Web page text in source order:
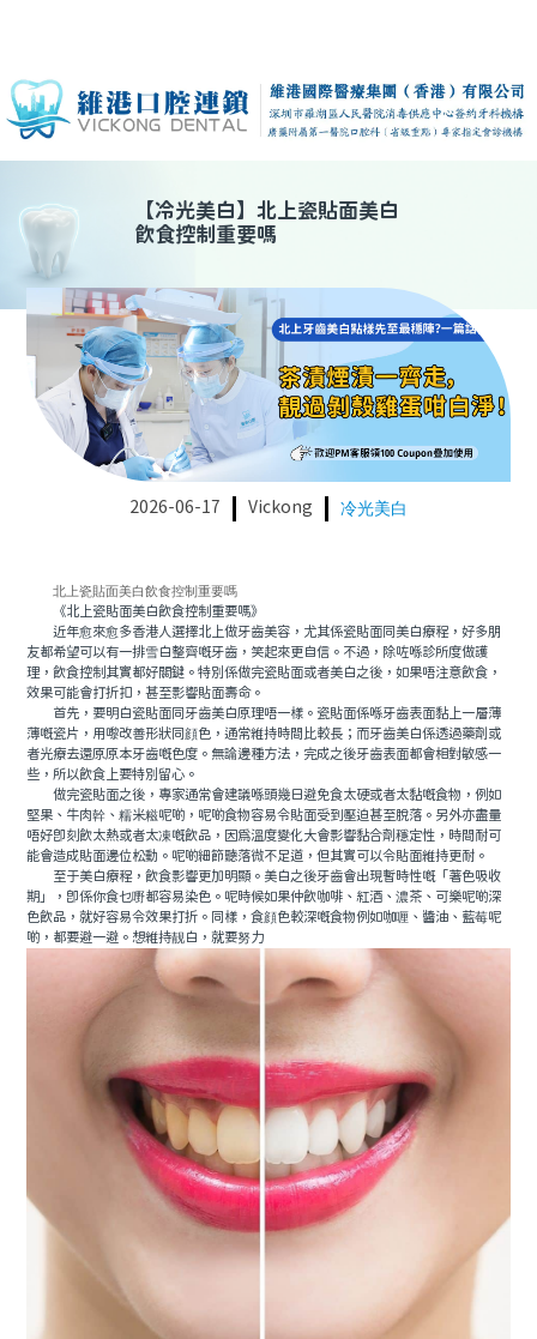
【冷光美白】 北上瓷貼面美白
飲食控制重要嗎
2026-06-17 Vickong 冷光美白
北上瓷貼面美白飲食控制重要嗎
《北上瓷貼面美白飲食控制重要嗎》
近年愈來愈多香港人選擇北上做牙齒美容，尤其係瓷貼面同美白療程，好多朋
友都希望可以有一排雪白整齊嘅牙齒，笑起來更自信。不過，除咗喺診所度做護
理，飲食控制其實都好關鍵。特別係做完瓷貼面或者美白之後，如果唔注意飲食，
效果可能會打折扣，甚至影響貼面壽命。
首先，要明白瓷貼面同牙齒美白原理唔一樣。瓷貼面係喺牙齒表面黏上一層薄
薄嘅瓷片，用嚟改善形狀同顔色，通常維持時間比較長；而牙齒美白係透過藥劑或
者光療去還原原本牙齒嘅色度。無論邊種方法，完成之後牙齒表面都會相對敏感一
些，所以飲食上要特別留心。
做完瓷貼面之後，專家通常會建議喺頭幾日避免食太硬或者太黏嘅食物，例如
堅果、牛肉幹、糯米糍呢啲，呢啲食物容易令貼面受到壓迫甚至脫落。另外亦盡量
唔好即刻飲太熱或者太凍嘅飲品，因爲溫度變化大會影響黏合劑穩定性，時間耐可
能會造成貼面邊位松動。呢啲細節聽落微不足道，但其實可以令貼面維持更耐。
至于美白療程，飲食影響更加明顯。美白之後牙齒會出現暫時性嘅「著色吸收
期」，即係你食乜嘢都容易染色。呢時候如果仲飲咖啡、紅酒、濃茶、可樂呢啲深
色飲品，就好容易令效果打折。同樣，食顔色較深嘅食物例如咖喱、醬油、藍莓呢
啲，都要避一避。想維持靓白，就要努力